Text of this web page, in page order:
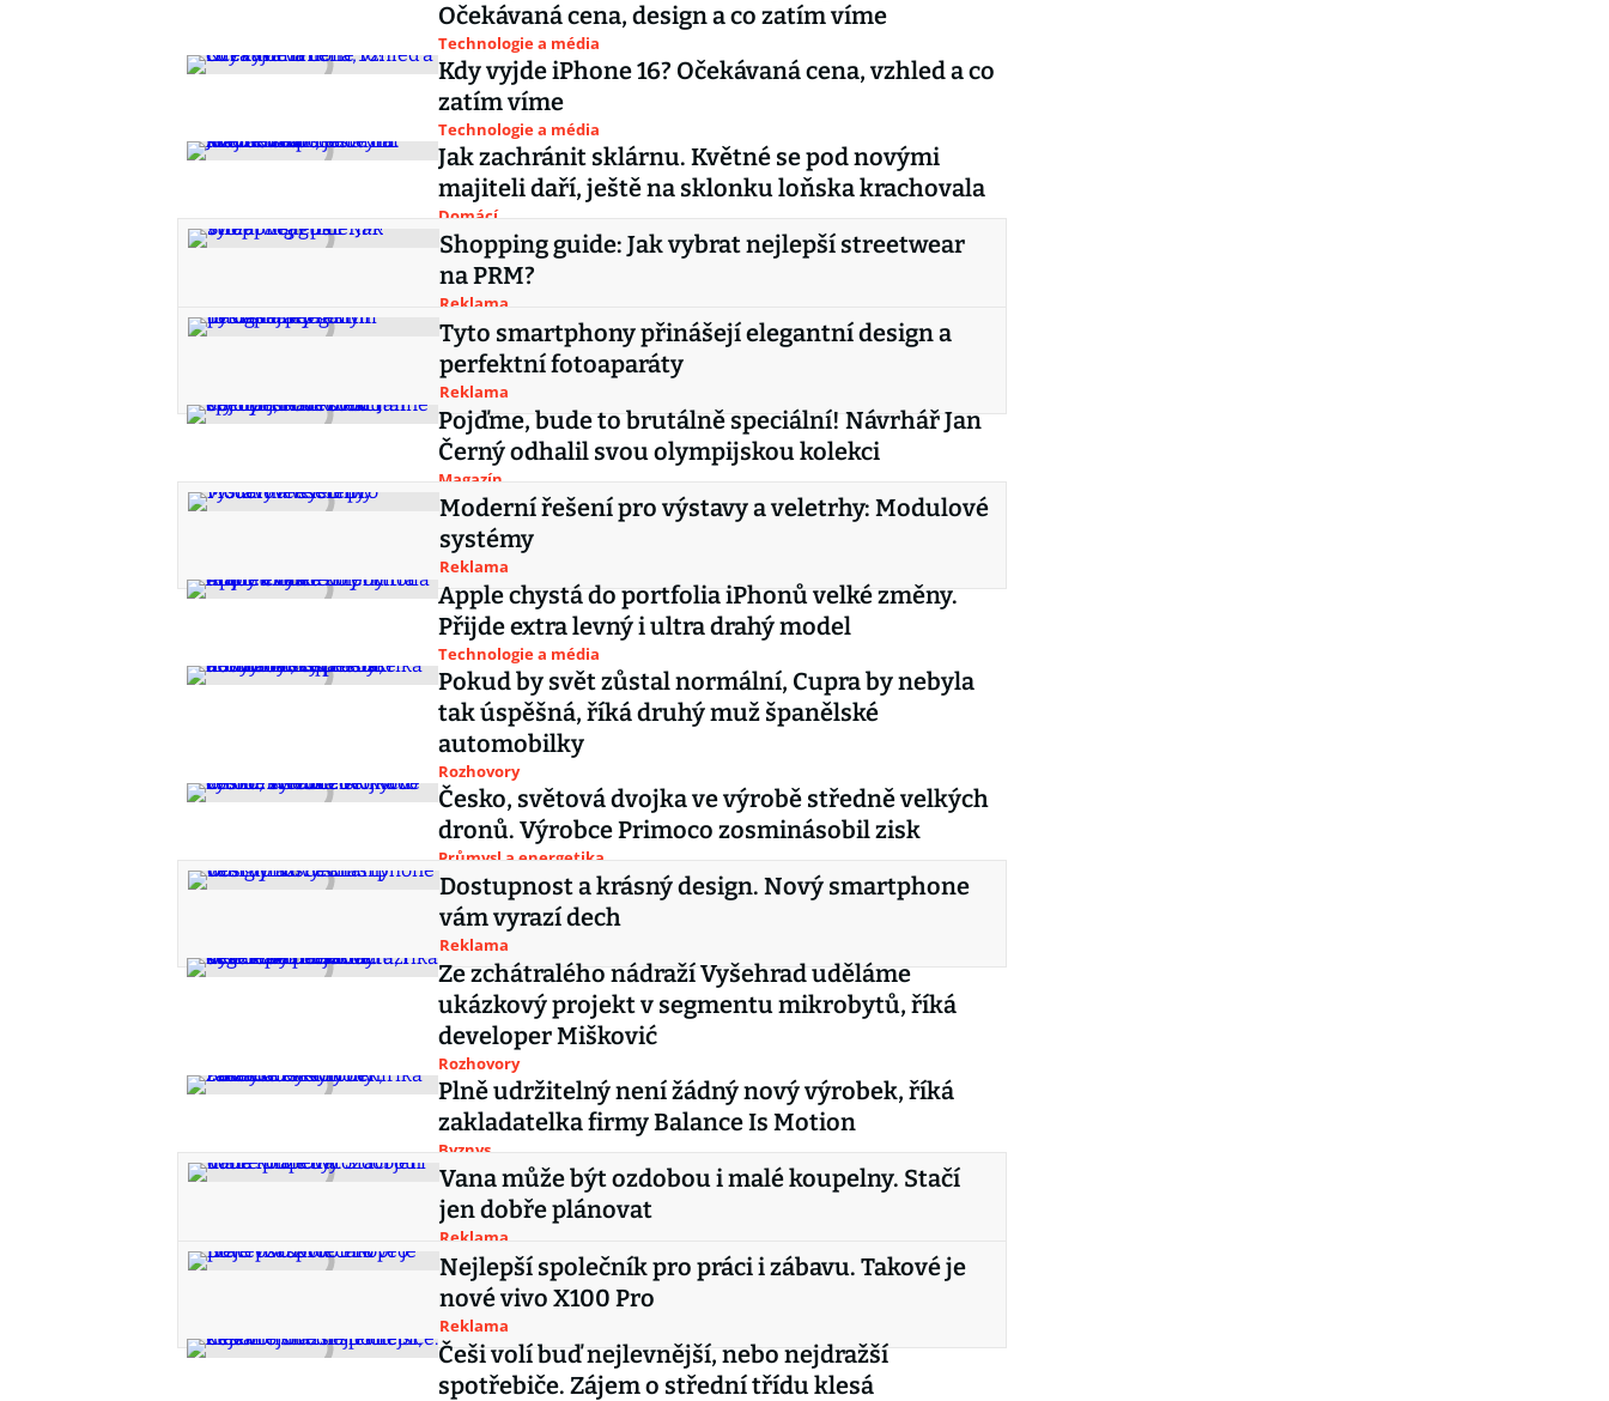
Očekávaná cena, design a co zatím víme
Technologie a média
Kdy vyjde iPhone 16? Očekávaná cena, vzhled a co
zatím víme
Technologie a média
Jak zachránit sklárnu. Květné se pod novými
majiteli daří, ještě na sklonku loňska krachovala
Domácí
Shopping guide: Jak vybrat nejlepší streetwear
na PRM?
Reklama
Tyto smartphony přinášejí elegantní design a
perfektní fotoaparáty
Reklama
Pojďme, bude to brutálně speciální! Návrhář Jan
Černý odhalil svou olympijskou kolekci
Magazín
Moderní řešení pro výstavy a veletrhy: Modulové
systémy
Reklama
Apple chystá do portfolia iPhonů velké změny.
Přijde extra levný i ultra drahý model
Technologie a média
Pokud by svět zůstal normální, Cupra by nebyla
tak úspěšná, říká druhý muž španělské
automobilky
Rozhovory
Česko, světová dvojka ve výrobě středně velkých
dronů. Výrobce Primoco zosminásobil zisk
Průmysl a energetika
Dostupnost a krásný design. Nový smartphone
vám vyrazí dech
Reklama
Ze zchátralého nádraží Vyšehrad uděláme
ukázkový projekt v segmentu mikrobytů, říká
developer Mišković
Rozhovory
Plně udržitelný není žádný nový výrobek, říká
zakladatelka firmy Balance Is Motion
Byznys
Vana může být ozdobou i malé koupelny. Stačí
jen dobře plánovat
Reklama
Nejlepší společník pro práci i zábavu. Takové je
nové vivo X100 Pro
Reklama
Češi volí buď nejlevnější, nebo nejdražší
spotřebiče. Zájem o střední třídu klesá